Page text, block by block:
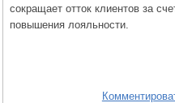
сокращает отток клиентов за
повышения лояльности.